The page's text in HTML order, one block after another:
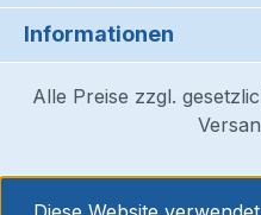
Informationen
Alle Preise zzgl.